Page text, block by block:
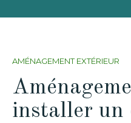
AMÉNAGEMENT EXTÉRIEUR
installer un